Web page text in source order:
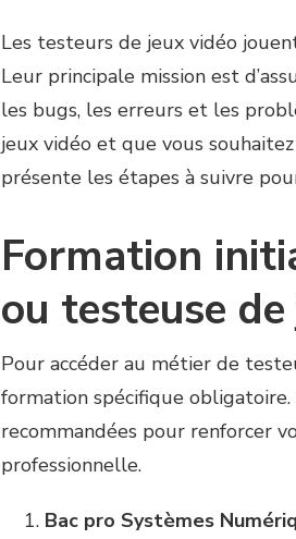
Les testeurs de jeux vidéo
Leur principale mission est
les bugs, les erreurs et les
jeux vidéo et que vous
présente les étapes à suivre
Formation
ou testeuse
Pour accéder au métier de
formation spécifique
recommandées pour renforcer
professionnelle.
Bac pro Systèmes